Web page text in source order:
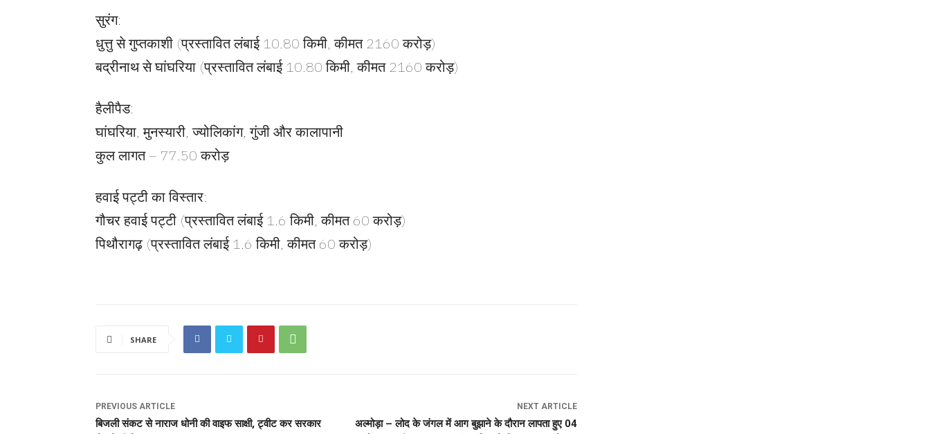
सुरंग:
धुत्तु से गुप्तकाशी (प्रस्तावित लंबाई 10.80 किमी, कीमत 2160 करोड़)
बद्रीनाथ से घांघरिया (प्रस्तावित लंबाई 10.80 किमी, कीमत 2160 करोड़)
हैलीपैड:
घांघरिया, मुनस्यारी, ज्योलिकांग, गुंजी और कालापानी
कुल लागत – 77.50 करोड़
हवाई पट्टी का विस्तार:
गौचर हवाई पट्टी (प्रस्तावित लंबाई 1.6 किमी, कीमत 60 करोड़)
पिथौरागढ़ (प्रस्तावित लंबाई 1.6 किमी, कीमत 60 करोड़)
SHARE
PREVIOUS ARTICLE
बिजली संकट से नाराज धोनी की वाइफ साक्षी, ट्वीट कर सरकार
NEXT ARTICLE
अल्मोड़ा – लोद के जंगल में आग बुझाने के दौरान लापता हुए 04